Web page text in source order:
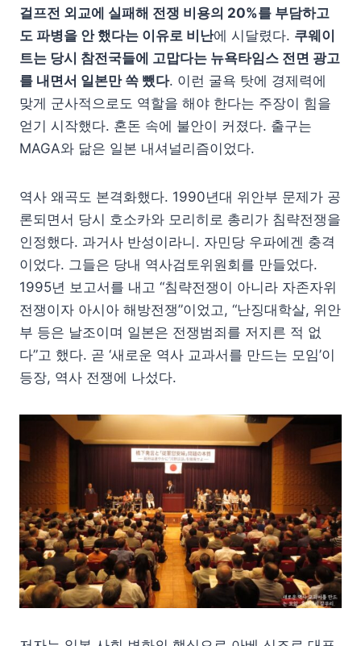
걸프전 외교에 실패해 전쟁 비용의 20%를 부담하고
도 파병을 안 했다는 이유로 비난에 시달렸다. 쿠웨이
트는 당시 참전국들에 고맙다는 뉴욕타임스 전면 광고
를 내면서 일본만 쏙 뺐다. 이런 굴욕 탓에 경제력에
맞게 군사적으로도 역할을 해야 한다는 주장이 힘을
얻기 시작했다. 혼돈 속에 불안이 커졌다. 출구는
MAGA와 닮은 일본 내셔널리즘이었다.
역사 왜곡도 본격화했다. 1990년대 위안부 문제가 공
론되면서 당시 호소카와 모리히로 총리가 침략전쟁을
인정했다. 과거사 반성이라니. 자민당 우파에겐 충격
이었다. 그들은 당내 역사검토위원회를 만들었다.
1995년 보고서를 내고 “침략전쟁이 아니라 자존자위
전쟁이자 아시아 해방전쟁”이었고, “난징대학살, 위안
부 등은 날조이며 일본은 전쟁범죄를 저지른 적 없
다”고 했다. 곧 ‘새로운 역사 교과서를 만드는 모임’이
등장, 역사 전쟁에 나섰다.